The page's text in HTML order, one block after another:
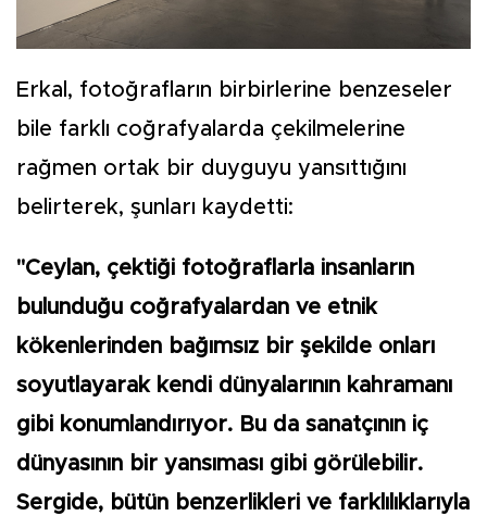
Erkal, fotoğrafların birbirlerine benzeseler
bile farklı coğrafyalarda çekilmelerine
rağmen ortak bir duyguyu yansıttığını
belirterek, şunları kaydetti:
"Ceylan, çektiği fotoğraflarla insanların
bulunduğu coğrafyalardan ve etnik
kökenlerinden bağımsız bir şekilde onları
soyutlayarak kendi dünyalarının kahramanı
gibi konumlandırıyor. Bu da sanatçının iç
dünyasının bir yansıması gibi görülebilir.
Sergide, bütün benzerlikleri ve farklılıklarıyla